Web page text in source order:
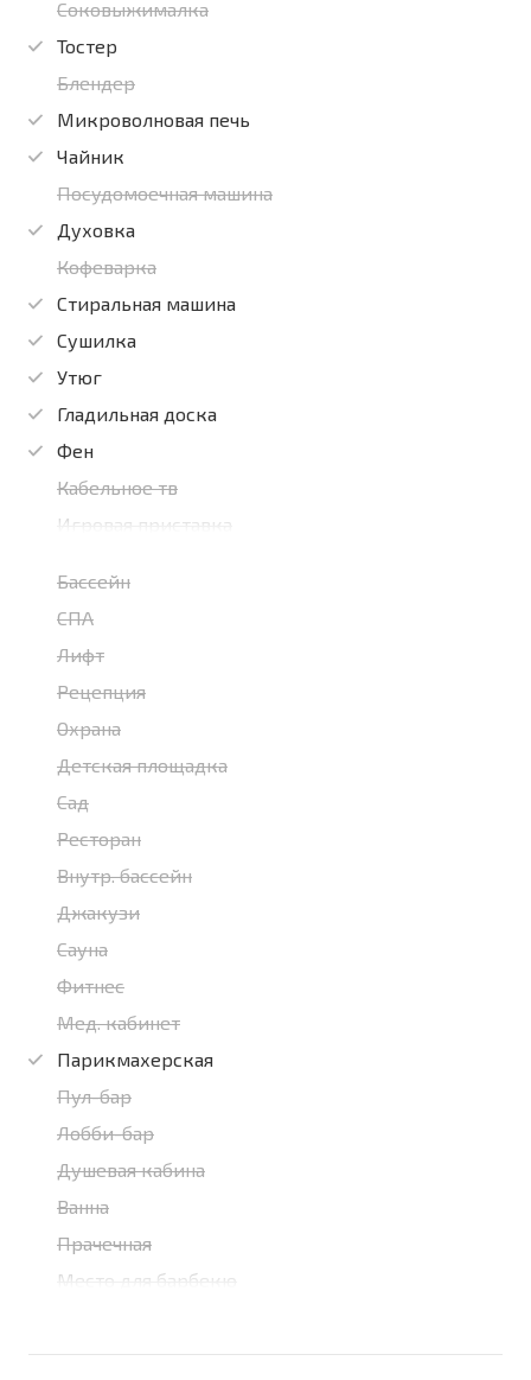
Соковыжималка
Тостер
Блендер
Микроволновая печь
Чайник
Посудомоечная машина
Духовка
Кофеварка
Стиральная машина
Сушилка
Утюг
Гладильная доска
Фен
Кабельное тв
Игровая приставка
Бассейн
СПА
Лифт
Рецепция
Охрана
Детская площадка
Сад
Ресторан
Внутр. бассейн
Джакузи
Сауна
Фитнес
Мед. кабинет
Парикмахерская
Пул-бар
Лобби-бар
Душевая кабина
Ванна
Прачечная
Место для барбекю